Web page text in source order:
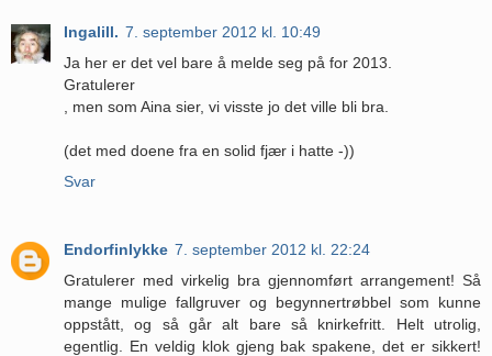
Ingalill. 7. september 2012 kl. 10:49
Ja her er det vel bare å melde seg på for 2013.
Gratulerer
, men som Aina sier, vi visste jo det ville bli bra.
(det med doene fra en solid fjær i hatte -))
Svar
Endorfinlykke 7. september 2012 kl. 22:24
Gratulerer med virkelig bra gjennomført arrangement! Så
mange mulige fallgruver og begynnertrøbbel som kunne
oppstått, og så går alt bare så knirkefritt. Helt utrolig,
egentlig. En veldig klok gjeng bak spakene, det er sikkert!